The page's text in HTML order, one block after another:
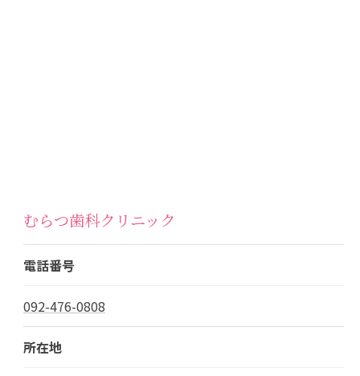
むらつ歯科クリニック
電話番号
092-476-0808
所在地